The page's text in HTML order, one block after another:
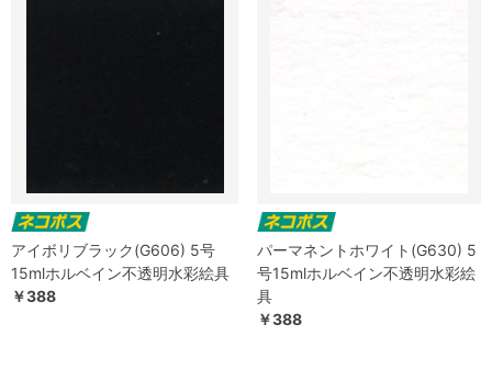
アイボリブラック(G606) 5号
15mlホルベイン不透明水彩絵具
￥388
パーマネントホワイト(G630) 5
号15mlホルベイン不透明水彩絵
具
￥388